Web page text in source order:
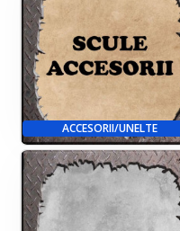
ACCESORII/UNELTE